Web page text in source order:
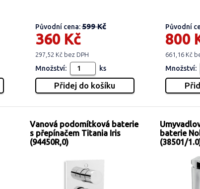
Původní cena:599 Kč
360 Kč
297,52 Kč bez DPH
Množství: ks
Původní
800
661,16 Kč
Množství:
Vanová podomítková baterie
s přepínačem Titania Iris
(94450R,0)
baterie
(38501/